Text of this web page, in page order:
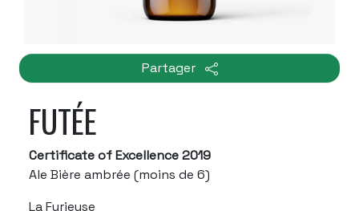
Partager
FUTÉE
Certificate of Excellence 2019
Ale Bière ambrée (moins de 6)
La Furieuse